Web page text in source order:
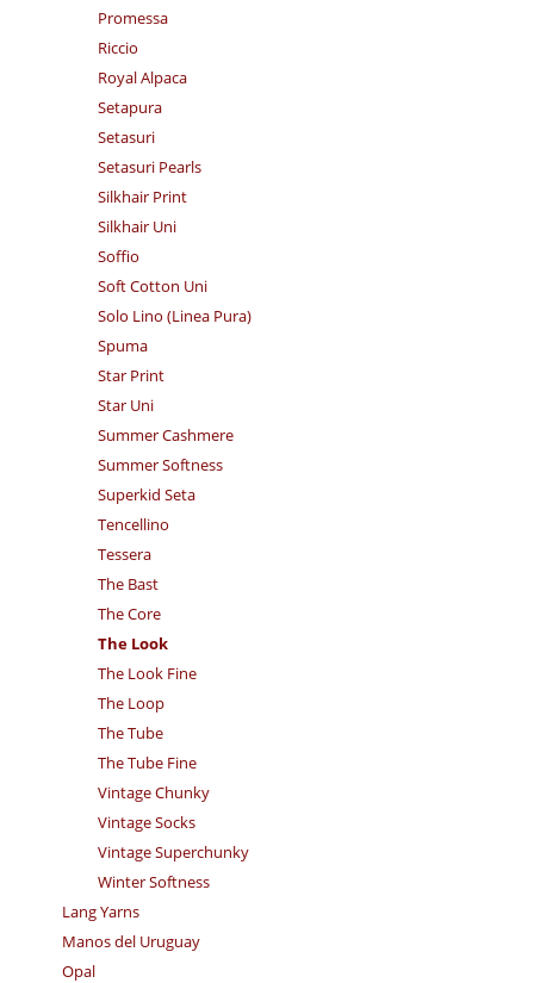
Promessa
Riccio
Royal Alpaca
Setapura
Setasuri
Setasuri Pearls
Silkhair Print
Silkhair Uni
Soffio
Soft Cotton Uni
Solo Lino (Linea Pura)
Spuma
Star Print
Star Uni
Summer Cashmere
Summer Softness
Superkid Seta
Tencellino
Tessera
The Bast
The Core
The Look
The Look Fine
The Loop
The Tube
The Tube Fine
Vintage Chunky
Vintage Socks
Vintage Superchunky
Winter Softness
Lang Yarns
Manos del Uruguay
Opal